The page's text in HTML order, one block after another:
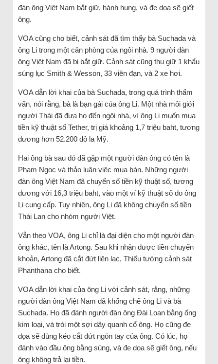
đàn ông Việt Nam bắt giữ, hành hung, và đe dọa sẽ giết
ông.
VOA cũng cho biết, cảnh sát đã tìm thấy bà Suchada và
ông Li trong một căn phòng của ngôi nhà. 9 người đàn
ông Việt Nam đã bị bắt giữ. Cảnh sát cũng thu giữ 1 khẩu
súng lục Smith & Wesson, 33 viên đạn, và 2 xe hơi.
VOA dẫn lời khai của bà Suchada, trong quá trình thẩm
vấn, nói rằng, bà là bạn gái của ông Li. Một nhà môi giới
người Thái đã đưa họ đến ngôi nhà, vì ông Li muốn mua
tiền kỹ thuật số Tether, trị giá khoảng 1,7 triệu baht, tương
đương hơn 52.200 đô la Mỹ.
Hai ông bà sau đó đã gặp một người đàn ông có tên là
Phạm Ngọc và thảo luận việc mua bán. Những người
đàn ông Việt Nam đã chuyển số tiền kỹ thuật số, tương
đương với 16,3 triệu baht, vào một ví kỹ thuật số do ông
Li cung cấp. Tuy nhiên, ông Li đã không chuyển số tiền
Thái Lan cho nhóm người Việt.
Vẫn theo VOA, ông Li chỉ là đại diện cho một người đàn
ông khác, tên là Artong. Sau khi nhận được tiền chuyển
khoản, Artong đã cắt đứt liên lạc, Thiếu tướng cảnh sát
Phanthana cho biết.
VOA dẫn lời khai của ông Li với cảnh sát, rằng, những
người đàn ông Việt Nam đã khống chế ông Li và bà
Suchada. Họ đã đánh người đàn ông Đài Loan bằng ống
kim loại, và trói một sợi dây quanh cổ ông. Họ cũng đe
dọa sẽ dùng kéo cắt đứt ngón tay của ông. Có lúc, họ
đánh vào đầu ông bằng súng, và đe dọa sẽ giết ông, nếu
ông không trả lại tiền.